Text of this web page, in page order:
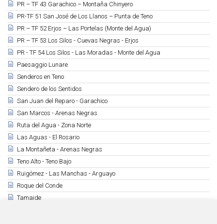
PR – TF 43 Garachico – Montaña Chinyero
PR-TF 51 San José de Los Llanos – Punta de Teno
PR – TF 52 Erjos – Las Portelas (Monte del Agua)
PR – TF 53 Los Silos - Cuevas Negras - Erjos
PR - TF 54 Los Silos - Las Moradas - Monte del Agua
Paesaggio Lunare
Senderos en Teno
Sendero de los Sentidos
San Juan del Reparo - Garachico
San Marcos - Arenas Negras
Ruta del Agua - Zona Norte
Las Aguas - El Rosario
La Montañeta - Arenas Negras
Teno Alto - Teno Bajo
Ruigómez - Las Manchas - Arguayo
Roque del Conde
Tamaide